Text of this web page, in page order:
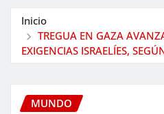
Inicio
TREGUA EN GAZA
EXIGENCIAS ISRAELÍES,
MUNDO